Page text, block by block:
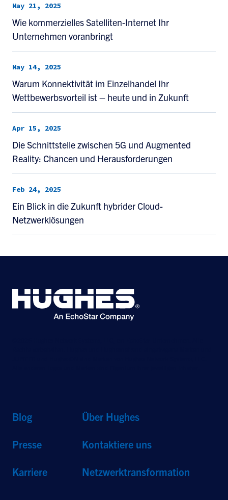
May 21, 2025
Wie kommerzielles Satelliten-Internet Ihr
Unternehmen voranbringt
May 14, 2025
Warum Konnektivität im Einzelhandel Ihr
Wettbewerbsvorteil ist – heute und in Zukunft
Apr 15, 2025
Die Schnittstelle zwischen 5G und Augmented
Reality: Chancen und Herausforderungen
Feb 24, 2025
Ein Blick in die Zukunft hybrider Cloud-
Netzwerklösungen
Blog Über Hughes
Presse Kontaktiere uns
Karriere Netzwerktransformation